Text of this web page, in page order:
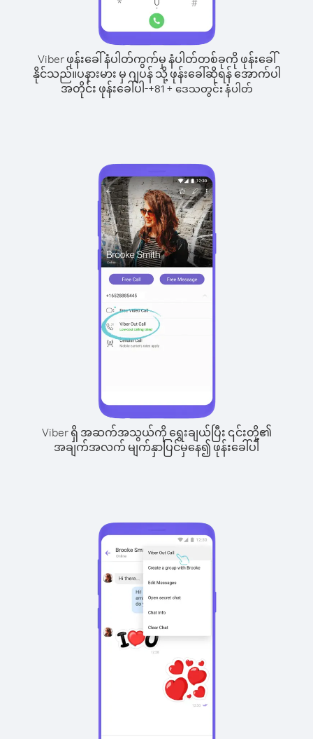
Viber ဖုန်းခေါ်နံပါတ်ကွက်မှ နံပါတ်တစ်ခုကို ဖုန်းခေါ်
နိုင်သည်။ပနားမား မှ ဂျပန် သို့ ဖုန်းခေါ်ဆိုရန် အောက်ပါ
အတိုင်း ဖုန်းခေါ်ပါ-+81+ဒေသတွင်း နံပါတ်
Viber ရှိ အဆက်အသွယ်ကို ရွေးချယ်ပြီး ၎င်းတို့၏
အချက်အလက် မျက်နှာပြင်မှနေ၍ ဖုန်းခေါ်ပါ